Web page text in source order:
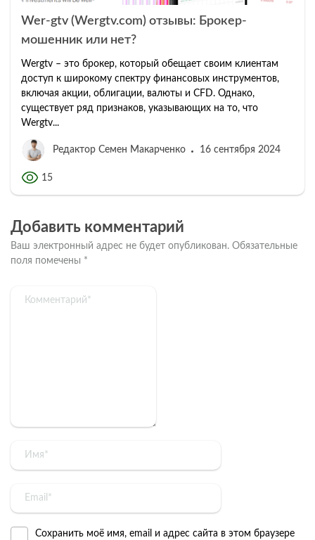
Wer-gtv (Wergtv.com) отзывы: Брокер-
мошенник или нет?
Wergtv – это брокер, который обещает своим клиентам
доступ к широкому спектру финансовых инструментов,
включая акции, облигации, валюты и CFD. Однако,
существует ряд признаков, указывающих на то, что
Wergtv...
Редактор Семен Макарченко 16 сентября 2024
15
Добавить комментарий
Ваш электронный адрес не будет опубликован. Обязательные
поля помечены *
Сохранить моё имя, email и адрес сайта в этом браузере